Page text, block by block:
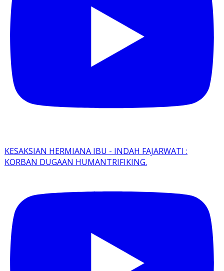
KESAKSIAN HERMIANA IBU - INDAH FAJARWATI :
KORBAN DUGAAN HUMANTRIFIKING.